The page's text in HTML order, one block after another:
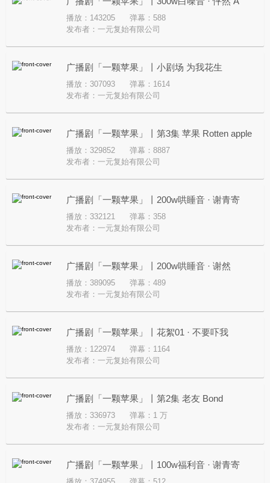
flutter of the heart
播放：143205
弹幕：588
发布者： 一元复始有限公司
广播剧「一颗苹果」丨小剧场 为我花生
播放：307093
弹幕：1614
发布者： 一元复始有限公司
广播剧「一颗苹果」丨第3集 苹果 Rotten apple
播放：329852
弹幕：8887
发布者： 一元复始有限公司
广播剧「一颗苹果」丨200w哄睡音 · 谢青寄
播放：332121
弹幕：358
发布者： 一元复始有限公司
广播剧「一颗苹果」丨200w哄睡音 · 谢然
播放：389095
弹幕：489
发布者： 一元复始有限公司
广播剧「一颗苹果」丨花絮01 · 不要吓我
播放：122974
弹幕：1164
发布者： 一元复始有限公司
广播剧「一颗苹果」丨第2集 老友 Bond
播放：336973
弹幕：1 万
发布者： 一元复始有限公司
广播剧「一颗苹果」丨100w福利音 · 谢青寄